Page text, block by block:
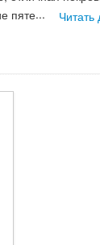
пяте...